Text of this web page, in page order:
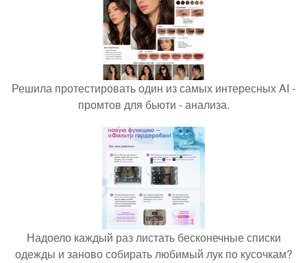
Решила протестировать один из самых интересных AI -
промтов для бьюти - анализа.
Надоело каждый раз листать бесконечные списки
одежды и заново собирать любимый лук по кусочкам?